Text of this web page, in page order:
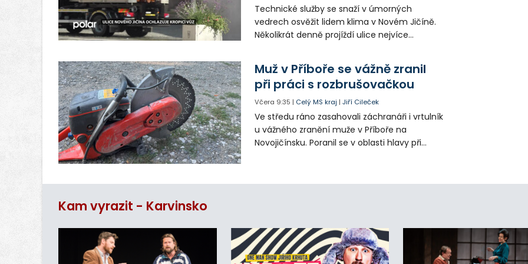
Technické služby se snaží v úmorných
vedrech osvěžit lidem klima v Novém Jičíně.
Několikrát denně projíždí ulice nejvíce
Muž v Příboře se vážně zranil
při práci s rozbrušovačkou
Včera 9:35 | Celý MS kraj |Jiří Cileček
Ve středu ráno zasahovali záchranáři i vrtulník
u vážného zranění muže v Příboře na
Novojičínsku. Poranil se v oblasti hlavy při
nemocnice.
Kam vyrazit - Karvinsko